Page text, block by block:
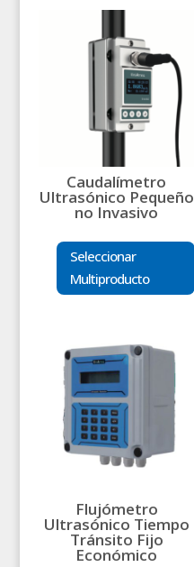
Caudalímetro
Ultrasónico Pequeño
no Invasivo
Seleccionar
Multiproducto
Flujómetro
Ultrasónico Tiempo
Tránsito Fijo
Económico